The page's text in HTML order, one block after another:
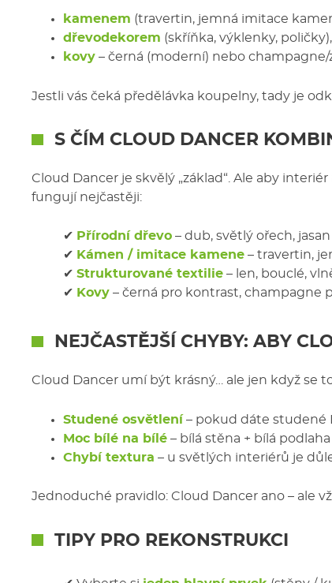
kamenem (travertin, jemná imitace
dřevodekorem (skříňka, výklenky, poličky),
kovy – černá (moderní) nebo champagne/
Jestli vás čeká předělávka koupelny, tady je
S ČÍM CLOUD DANCER
Cloud Dancer je skvělý „základ“. Ale aby
fungují nejčastěji:
✔ Přírodní dřevo – dub, světlý ořech,
✔ Kámen / imitace kamene – travertin,
✔Strukturované textilie – len, bouclé,
✔ Kovy – černá pro kontrast, champagne
NEJČASTĚJŠÍ CHYBY: ABY
Cloud Dancer umí být krásný… ale jen když se
Studené osvětlení– pokud dáte studené
Moc bílé na bílé – bílá stěna + bílá
Chybí textura – u světlých interiérů je
Jednoduché pravidlo: Cloud Dancer ano – ale
TIPY PRO REKONSTRUKCI